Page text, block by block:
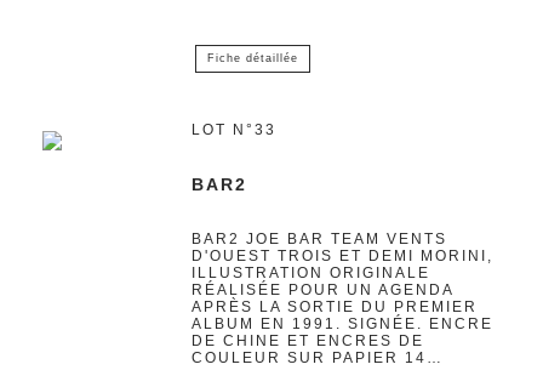
Fiche détaillée
LOT N°33
BAR2
BAR2 JOE BAR TEAM VENTS
D'OUEST TROIS ET DEMI MORINI,
ILLUSTRATION ORIGINALE
RÉALISÉE POUR UN AGENDA
APRÈS LA SORTIE DU PREMIER
ALBUM EN 1991. SIGNÉE. ENCRE
DE CHINE ET ENCRES DE
COULEUR SUR PAPIER 14…